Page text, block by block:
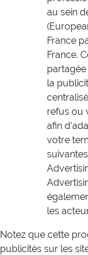
au sein
France
France.
la
refus ou
afin
votre
les
Notez que cette
publicités sur les